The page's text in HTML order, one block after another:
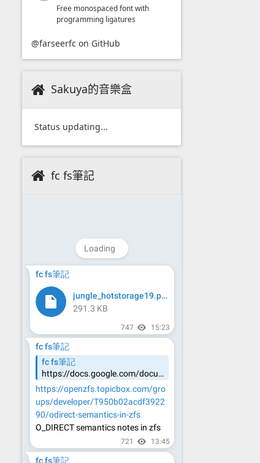
Free monospaced font with
programming ligatures
@farseerfc on GitHub
Sakuya的音樂盒
Status updating...
fc fs筆記